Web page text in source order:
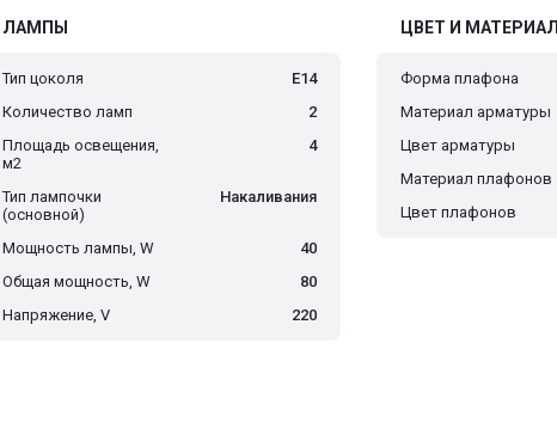
ЛАМПЫ
Тип цоколя
E14
Количество ламп
2
Площадь освещения,
м2
4
Тип лампочки
(основной)
Накаливания
Мощность лампы, W
40
Общая мощность, W
80
Напряжение, V
220
ЦВЕТ И МАТЕРИАЛ
Форма плафона
Материал арматуры
Цвет арматуры
Материал плафонов
Цвет плафонов